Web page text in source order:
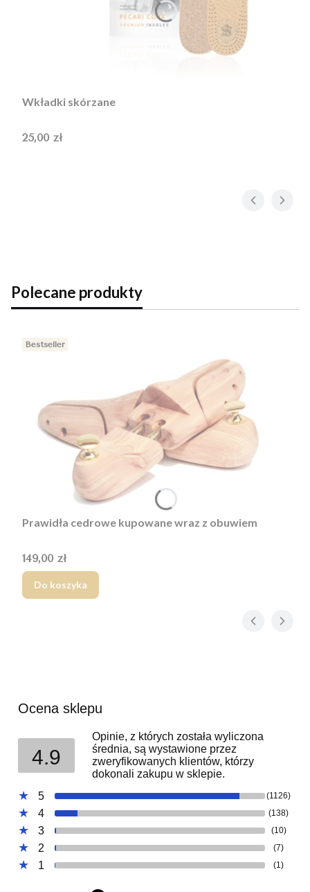
Wkładki skórzane
Cena
25,00 zł
Polecane produkty
Bestseller
Prawidła cedrowe kupowane wraz z obuwiem
Cena
149,00 zł
Do koszyka
Ocena sklepu
4.9
Opinie, z których została wyliczona
średnia, są wystawione przez
zweryfikowanych klientów, którzy
dokonali zakupu w sklepie.
5
(1126)
4 (138)
3 (10)
2 (7)
1 (1)